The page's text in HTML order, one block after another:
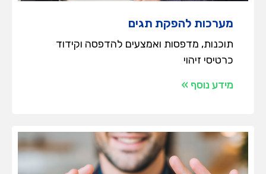
מערכות להפקת תגים
תוכנות, מדפסות ואמצעים להדפסה וקידוד
כרטיסי זיהוי
מידע נוסף »